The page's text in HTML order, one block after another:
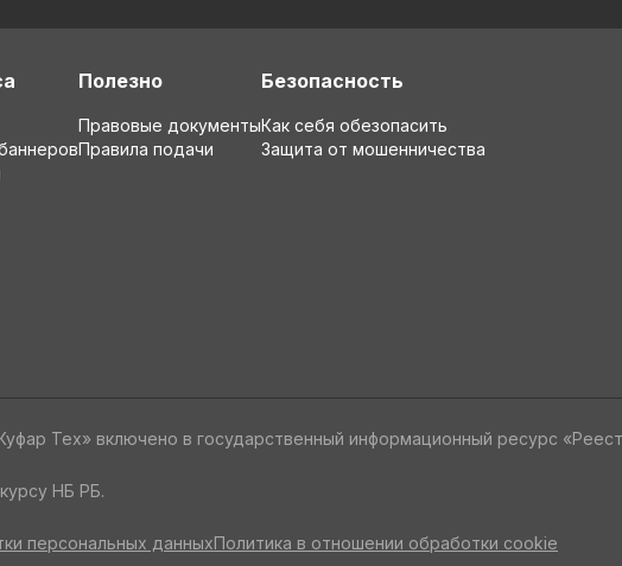
Полезно
Правовые документы
Правила подачи
Безопасность
Как себя обезопасить
Защита от мошенничества
Тех» включено в государственный информационный ресурс
НБ РБ.
персональных данныхПолитика в отношении обработки cookie